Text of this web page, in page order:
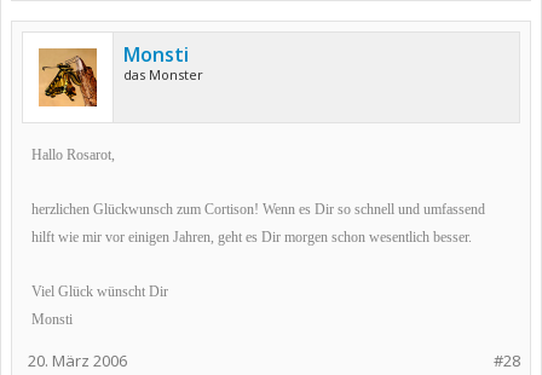
Monsti
das Monster
Hallo Rosarot,
herzlichen Glückwunsch zum Cortison! Wenn es Dir so schnell und umfassend
hilft wie mir vor einigen Jahren, geht es Dir morgen schon wesentlich besser.
Viel Glück wünscht Dir
Monsti
#28
20. März 2006